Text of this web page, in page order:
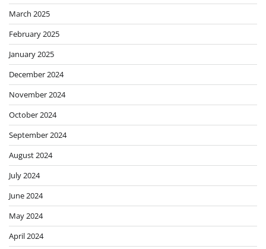
March 2025
February 2025
January 2025
December 2024
November 2024
October 2024
September 2024
August 2024
July 2024
June 2024
May 2024
April 2024